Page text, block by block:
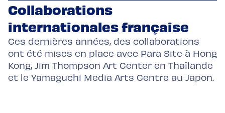
Collaborations
internationales française
Ces dernières années, des collaborations
ont été mises en place avec Para Site à Hong
Kong, Jim Thompson Art Center en Thaïlande
et le Yamaguchi Media Arts Centre au Japon.